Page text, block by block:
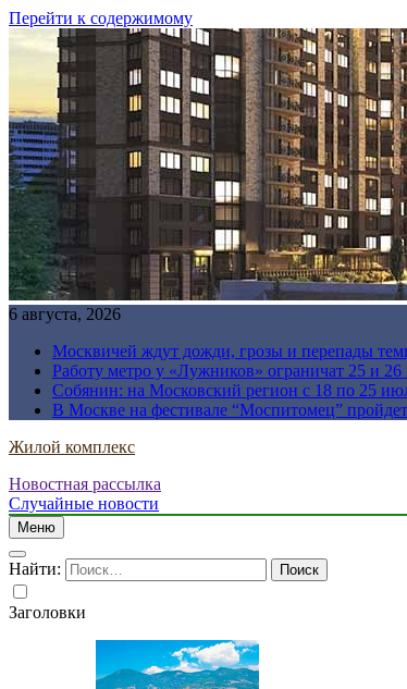
Перейти к содержимому
6 августа, 2026
Москвичей ждут дожди, грозы и перепады
Работу метро у «Лужников» ограничат 25 и
Собянин: на Московский регион с 18 по 25
В Москве на фестивале “Моспитомец”
Жилой комплекс
Новостная рассылка
Случайные новости
Меню
Найти:
Заголовки